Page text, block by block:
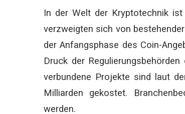
In der Welt der Kryptotechnik
verzweigten sich von
der Anfangsphase des Coin-
Druck der
verbundene Projekte sind laut
Milliarden gekostet.
werden.